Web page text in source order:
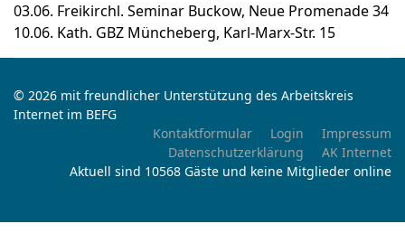
03.06. Freikirchl. Seminar Buckow, Neue Promenade 34
10.06. Kath. GBZ Müncheberg, Karl-Marx-Str. 15
© 2026 mit freundlicher Unterstützung des Arbeitskreis
Internet im BEFG
Kontaktformular
Login
Impressum
Datenschutzerklärung
AK Internet
Aktuell sind 10568 Gäste und keine Mitglieder online